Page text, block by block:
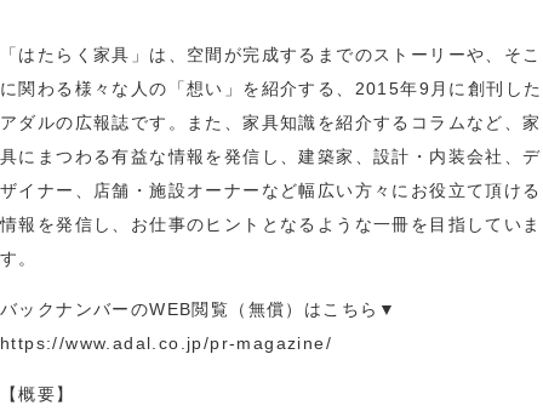
「はたらく家具」は、空間が完成するまでのストーリーや、そこ
に関わる様々な人の「想い」を紹介する、2015年9月に創刊した
アダルの広報誌です。また、家具知識を紹介するコラムなど、家
具にまつわる有益な情報を発信し、建築家、設計・内装会社、デ
ザイナー、店舗・施設オーナーなど幅広い方々にお役立て頂ける
情報を発信し、お仕事のヒントとなるような一冊を目指していま
す。
バックナンバーのWEB閲覧（無償）はこちら▼
https://www.adal.co.jp/pr-magazine/
【概要】